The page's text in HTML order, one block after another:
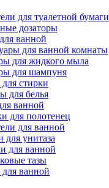
для туалетной бумаги
дозаторы
ванной
для ванной комнаты
для жидкого мыла
для шампуня
стирки
для белья
ванной
для полотенец
для ванной
унитаза
для ванной
тазы
ванной